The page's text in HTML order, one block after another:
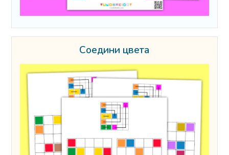
Соедини цвета